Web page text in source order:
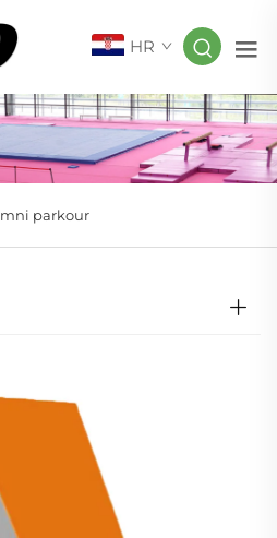
HR
parkour